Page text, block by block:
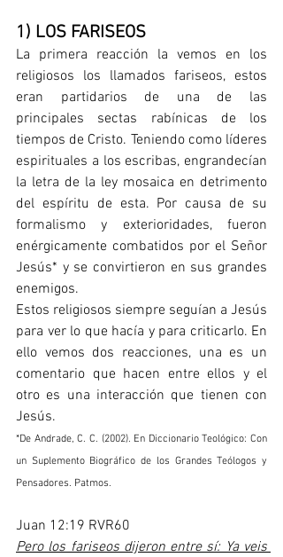
1) LOS FARISEOS
La primera reacción la vemos en los
religiosos los llamados fariseos, estos
eran partidarios de una de las
principales sectas rabínicas de los
tiempos de Cristo. Teniendo como líderes
espirituales a los escribas, engrandecían
la letra de la ley mosaica en detrimento
del espíritu de esta. Por causa de su
formalismo y exterioridades, fueron
enérgicamente combatidos por el Señor
Jesús* y se convirtieron en sus grandes
enemigos.
Estos religiosos siempre seguían a Jesús
para ver lo que hacía y para criticarlo. En
ello vemos dos reacciones, una es un
comentario que hacen entre ellos y el
otro es una interacción que tienen con
Jesús.
*De Andrade, C. C. (2002). En Diccionario Teológico: Con
un Suplemento Biográfico de los Grandes Teólogos y
Pensadores. Patmos.
Juan 12:19 RVR60
Pero los fariseos dijeron entre sí: Ya veis